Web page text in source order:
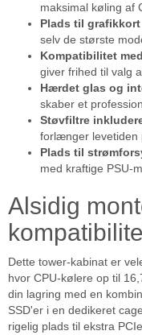
maksimal køling af
Plads til
selv de største
Kompatibilitet
giver frihed til valg
Hærdet glas og
skaber et
Støvfiltre
forlænger levetiden
Plads til
med kraftige PSU-
Alsidig
Dette tower-kabinat er
hvor CPU-kølere op til
din lagring med en
SSD'er i en dedikeret
rigelig plads til ekstra